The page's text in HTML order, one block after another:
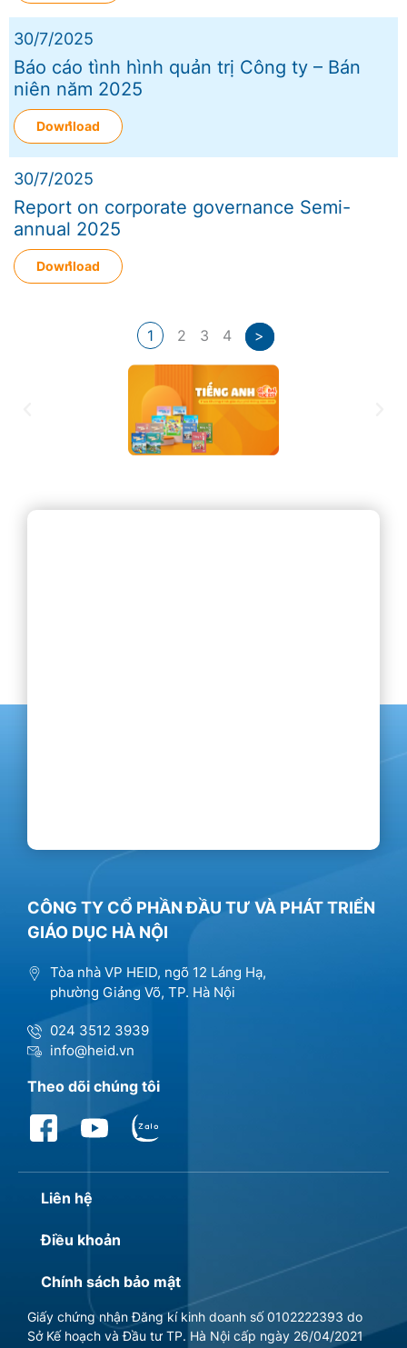
30/7/2025
Báo cáo tình hình quản trị Công ty – Bán
niên năm 2025
Download
30/7/2025
Report on corporate governance Semi-
annual 2025
Download
1 2 3 4 >
CÔNG TY CỔ PHẦN ĐẦU TƯ VÀ PHÁT TRIỂN
GIÁO DỤC HÀ NỘI
Tòa nhà VP HEID, ngõ 12 Láng Hạ,
phường Giảng Võ, TP. Hà Nội
024 3512 3939
info@heid.vn
Theo dõi chúng tôi
Liên hệ
Điều khoản
Chính sách bảo mật
Giấy chứng nhận Đăng kí kinh doanh số 0102222393 do
Sở Kế hoạch và Đầu tư TP. Hà Nội cấp ngày 26/04/2021